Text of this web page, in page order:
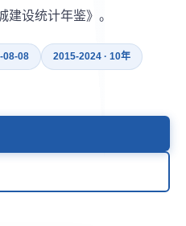
建设统计年鉴》。
08-08 2015-2024 · 10年